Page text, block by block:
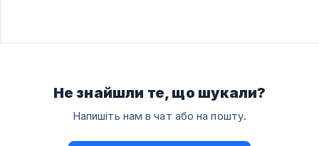
Не знайшли те, що шукали?
Напишіть нам в чат або на пошту.